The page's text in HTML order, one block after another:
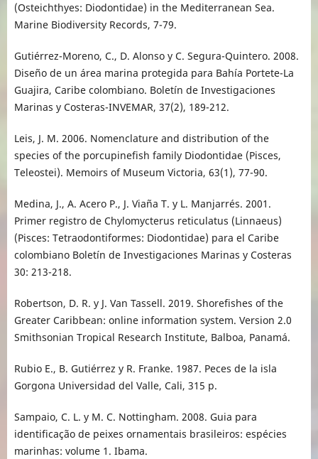
(Osteichthyes: Diodontidae) in the Mediterranean Sea.
Marine Biodiversity Records, 7-79.
Gutiérrez-Moreno, C., D. Alonso y C. Segura-Quintero. 2008.
Diseño de un área marina protegida para Bahía Portete-La
Guajira, Caribe colombiano. Boletín de Investigaciones
Marinas y Costeras-INVEMAR, 37(2), 189-212.
Leis, J. M. 2006. Nomenclature and distribution of the
species of the porcupinefish family Diodontidae (Pisces,
Teleostei). Memoirs of Museum Victoria, 63(1), 77-90.
Medina, J., A. Acero P., J. Viaña T. y L. Manjarrés. 2001.
Primer registro de Chylomycterus reticulatus (Linnaeus)
(Pisces: Tetraodontiformes: Diodontidae) para el Caribe
colombiano Boletín de Investigaciones Marinas y Costeras
30: 213-218.
Robertson, D. R. y J. Van Tassell. 2019. Shorefishes of the
Greater Caribbean: online information system. Version 2.0
Smithsonian Tropical Research Institute, Balboa, Panamá.
Rubio E., B. Gutiérrez y R. Franke. 1987. Peces de la isla
Gorgona Universidad del Valle, Cali, 315 p.
Sampaio, C. L. y M. C. Nottingham. 2008. Guia para
identificação de peixes ornamentais brasileiros: espécies
marinhas: volume 1. Ibama.